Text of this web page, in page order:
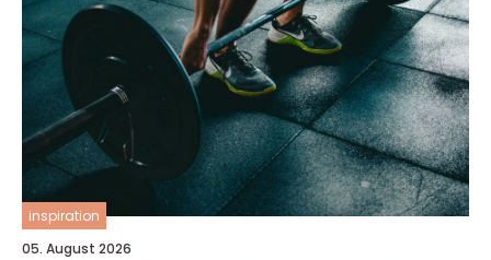
inspiration
05. August 2026